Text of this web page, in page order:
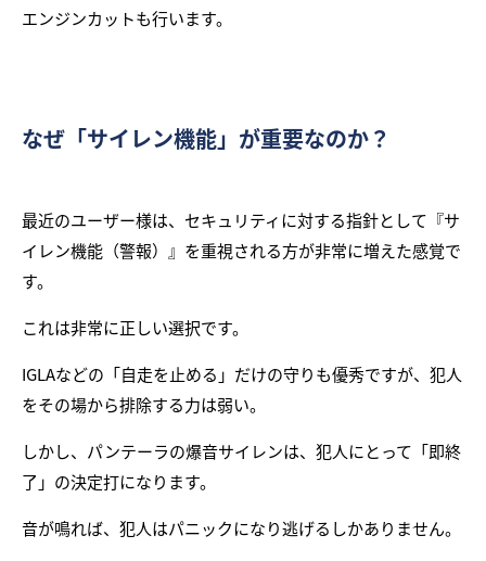
エンジンカットも行います。
なぜ「サイレン機能」が重要なのか？
最近のユーザー様は、セキュリティに対する指針として『サ
イレン機能（警報）』を重視される方が非常に増えた感覚で
す。
これは非常に正しい選択です。
IGLAなどの「自走を止める」だけの守りも優秀ですが、犯人
をその場から排除する力は弱い。
しかし、パンテーラの爆音サイレンは、犯人にとって「即終
了」の決定打になります。
音が鳴れば、犯人はパニックになり逃げるしかありません。